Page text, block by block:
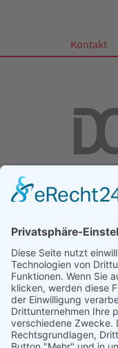
Kontakt
DGWF - Partner